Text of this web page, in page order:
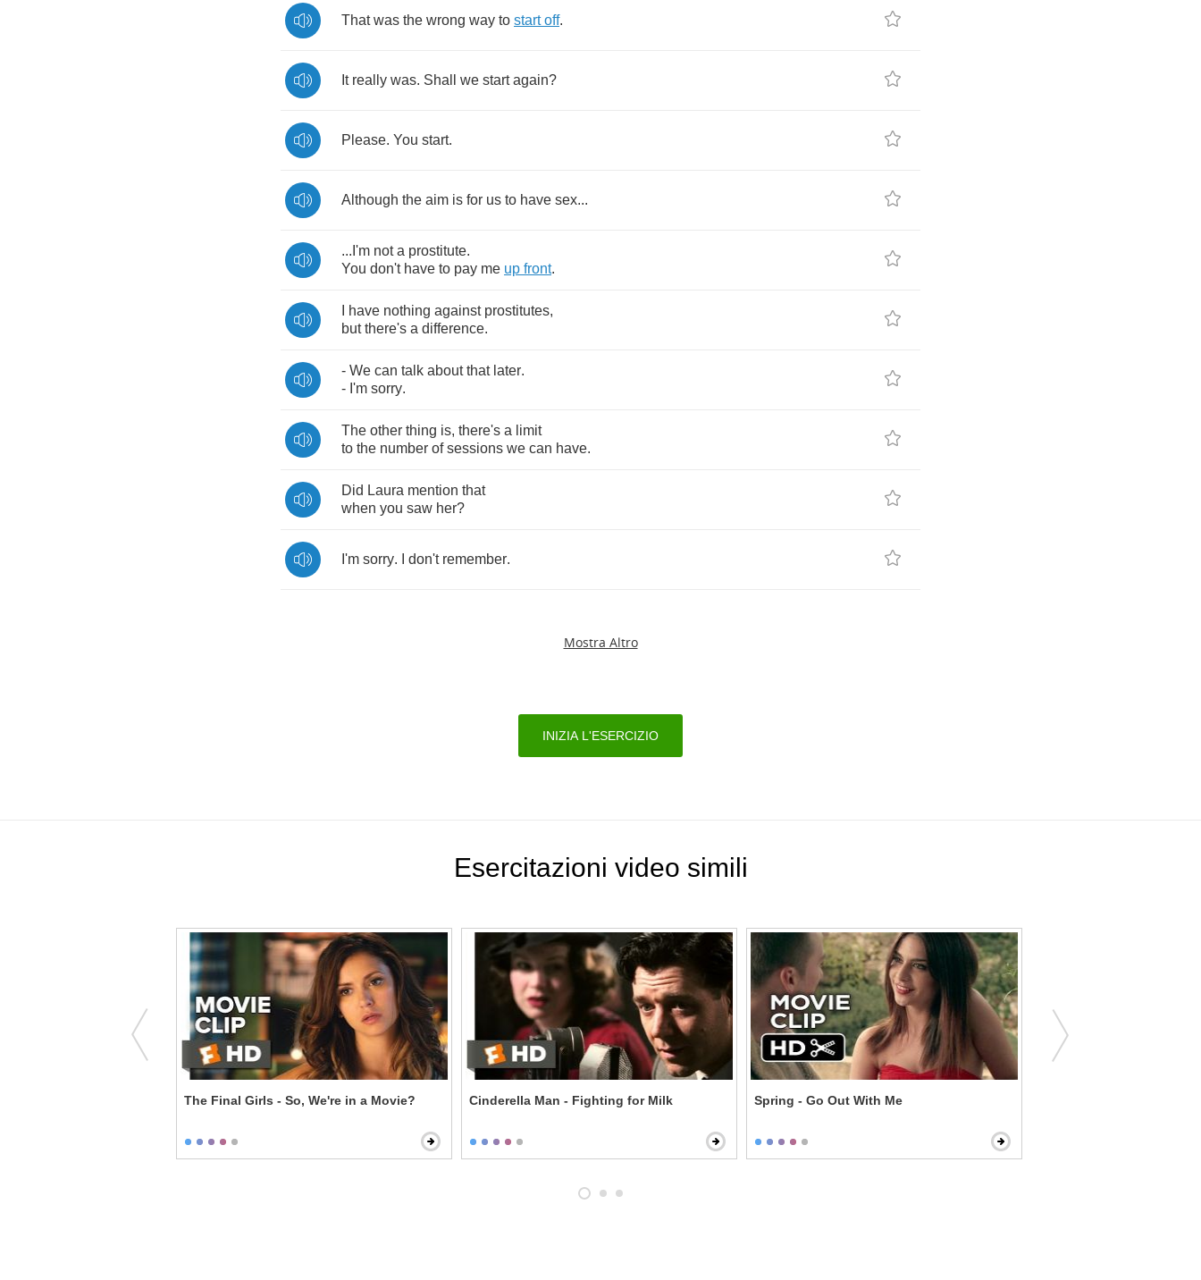
That was the wrong way to start off.
It really was. Shall we start again?
Please. You start.
Although the aim is for us to have sex...
... I'm not a prostitute.
You don't have to pay me up front.
have nothing against prostitutes,
but there's a difference.
- We can talk about that later.
- I'm sorry.
The other thing is, there's a limit
to the number of sessions we can have.
Did Laura mention that
when you saw her?
I'm sorry. don't remember.
Mostra Altro
INIZIA L'ESERCIZIO
Esercitazioni video simili
The Final Girls - So, We're in a Movie? Cinderella Man - Fighting for Milk Spring - Go Out With Me